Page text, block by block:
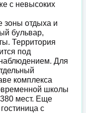
с невысоких
зоны отдыха и
бульвар,
Территория
под
Для
комплекса
школы
380 мест. Еще
с